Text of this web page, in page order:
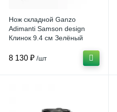
Нож складной Ganzo
Adimanti Samson design
Клинок 9.4 см Зелёный
8 130 ₽ /шт